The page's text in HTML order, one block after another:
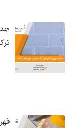
جدیدترین
ترک